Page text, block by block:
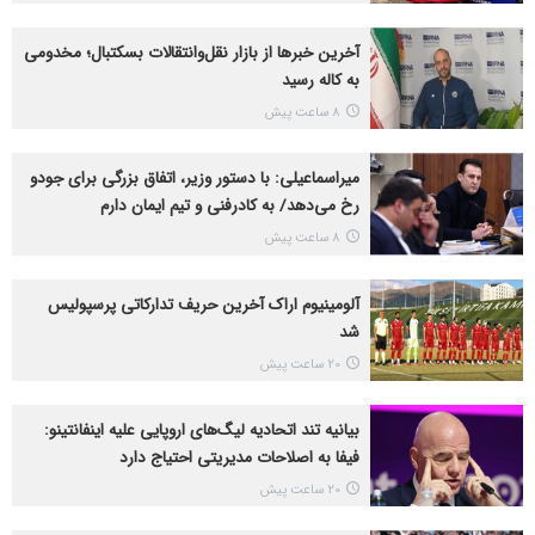
آخرین خبرها از بازار نقل‌وانتقالات بسکتبال؛ مخدومی
به کاله رسید
8 ساعت پیش
میراسماعیلی: با دستور وزیر، اتفاق بزرگی برای جودو
رخ می‌دهد/ به کادرفنی و تیم ایمان دارم
8 ساعت پیش
آلومینیوم اراک آخرین حریف تدارکاتی پرسپولیس
شد
20 ساعت پیش
بیانیه تند اتحادیه لیگ‌های اروپایی علیه اینفانتینو:
فیفا به اصلاحات مدیریتی احتیاج دارد
20 ساعت پیش